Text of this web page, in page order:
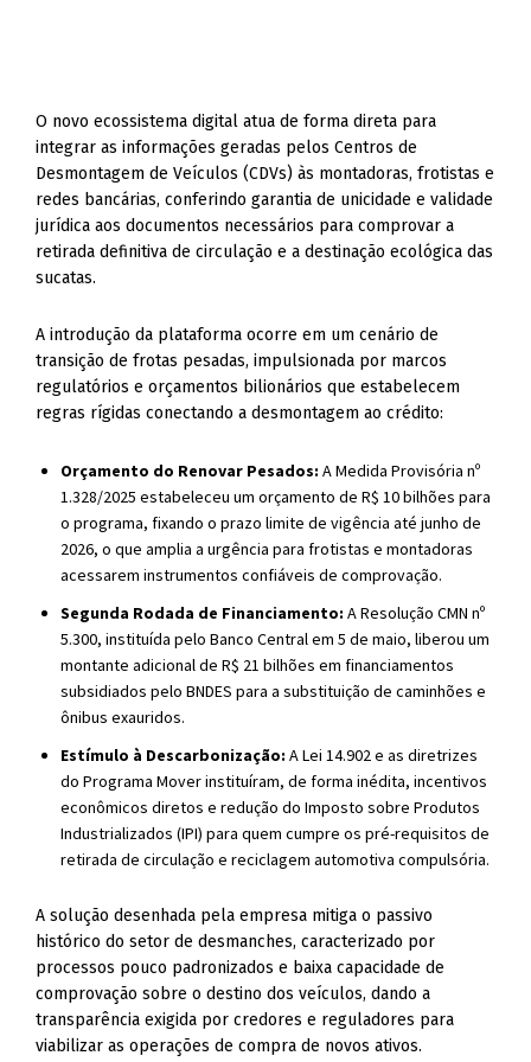
O novo ecossistema digital atua de forma direta para
integrar as informações geradas pelos Centros de
Desmontagem de Veículos (CDVs) às montadoras, frotistas e
redes bancárias, conferindo garantia de unicidade e validade
jurídica aos documentos necessários para comprovar a
retirada definitiva de circulação e a destinação ecológica das
sucatas.
A introdução da plataforma ocorre em um cenário de
transição de frotas pesadas, impulsionada por marcos
regulatórios e orçamentos bilionários que estabelecem
regras rígidas conectando a desmontagem ao crédito:
Orçamento do Renovar Pesados: A Medida Provisória nº
1.328/2025 estabeleceu um orçamento de R$ 10 bilhões para
o programa, fixando o prazo limite de vigência até junho de
2026, o que amplia a urgência para frotistas e montadoras
acessarem instrumentos confiáveis de comprovação.
Segunda Rodada de Financiamento: A Resolução CMN nº
5.300, instituída pelo Banco Central em 5 de maio, liberou um
montante adicional de R$ 21 bilhões em financiamentos
subsidiados pelo BNDES para a substituição de caminhões e
ônibus exauridos.
Estímulo à Descarbonização: A Lei 14.902 e as diretrizes
do Programa Mover instituíram, de forma inédita, incentivos
econômicos diretos e redução do Imposto sobre Produtos
Industrializados (IPI) para quem cumpre os pré-requisitos de
retirada de circulação e reciclagem automotiva compulsória.
A solução desenhada pela empresa mitiga o passivo
histórico do setor de desmanches, caracterizado por
processos pouco padronizados e baixa capacidade de
comprovação sobre o destino dos veículos, dando a
transparência exigida por credores e reguladores para
viabilizar as operações de compra de novos ativos.